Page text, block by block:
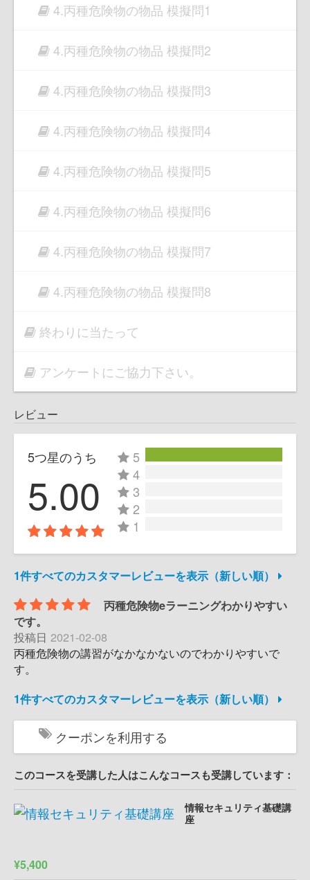
4.丙種危険物の物品 模擬問1
4.丙種危険物の物品 模擬問2
4.丙種危険物の物品 模擬問3
4.丙種危険物の物品 模擬問4
4.丙種危険物の物品 模擬問5
4.丙種危険物の物品 模擬問6
4.丙種危険物の物品 模擬問7
4.丙種危険物の物品 模擬問8
終わりに当たって
アンケートにご協力下さい。
レビュー
5つ星のうち
5.00
5
4
3
2
1
1件すべてのカスタマーレビューを表示（新しい順）
丙種危険物eラーニングわかりやすい
です。
投稿日 2021-02-08
丙種危険物の講習がなかなかないのでわかりやすいで
す。
1件すべてのカスタマーレビューを表示（新しい順）
クーポンを利用する
このコースを受講した人はこんなコースも受講しています：
情報セキュリティ基礎講
座
¥5,400